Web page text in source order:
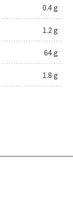
0.4 g
1.2 g
64 g
1.8 g